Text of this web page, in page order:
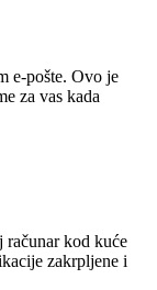
e-pošte. Ovo je
za vas kada
računar kod kuće
zakrpljene i